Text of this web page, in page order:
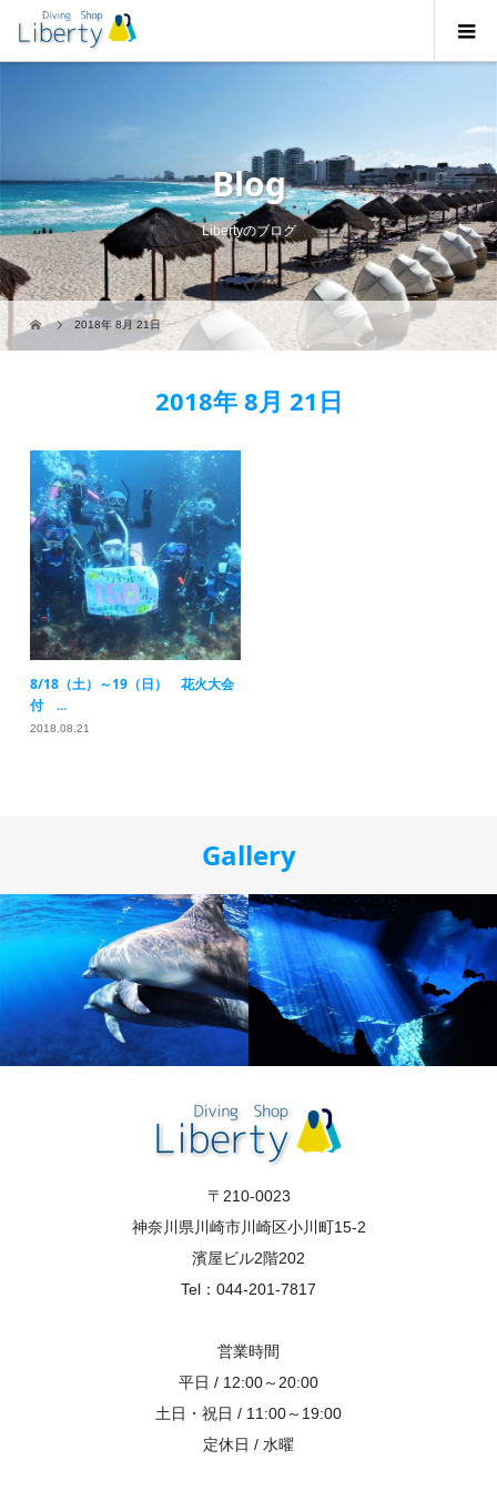
Blog
Libertyのブログ
2018年 8月 21日
2018年 8月 21日
8/18（土）～19（日） 花火大会
付 ...
2018.08.21
Gallery
〒210-0023
神奈川県川崎市川崎区小川町15-2
濱屋ビル2階202
Tel：044-201-7817
営業時間
平日 / 12:00～20:00
土日・祝日 / 11:00～19:00
定休日 / 水曜